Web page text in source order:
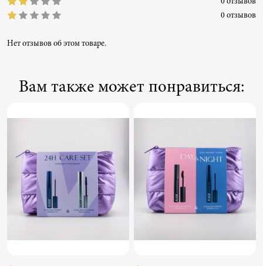
0 отзывов
Нет отзывов об этом товаре.
Вам также может понравиться: